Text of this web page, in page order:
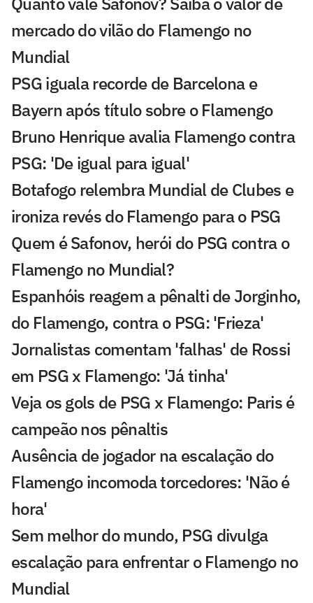
mercado do vilão do Flamengo no
Mundial
PSG iguala recorde de Barcelona e
Bayern após título sobre o Flamengo
Bruno Henrique avalia Flamengo contra
PSG: 'De igual para igual'
Botafogo relembra Mundial de Clubes e
ironiza revés do Flamengo para o PSG
Quem é Safonov, herói do PSG contra o
Flamengo no Mundial?
Espanhóis reagem a pênalti de Jorginho,
do Flamengo, contra o PSG: 'Frieza'
Jornalistas comentam 'falhas' de Rossi
em PSG x Flamengo: 'Já tinha'
Veja os gols de PSG x Flamengo: Paris é
campeão nos pênaltis
Ausência de jogador na escalação do
Flamengo incomoda torcedores: 'Não é
hora'
Sem melhor do mundo, PSG divulga
escalação para enfrentar o Flamengo no
Mundial